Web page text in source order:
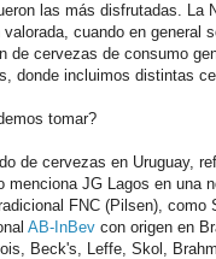
las más disfrutadas. La
valorada, cuando en general
de cervezas de consumo
donde incluimos distintas
tomar?
de cervezas en Uruguay,
menciona JG Lagos en una
FNC (Pilsen), como
AB-InBev con origen en
Beck's, Leffe, Skol,